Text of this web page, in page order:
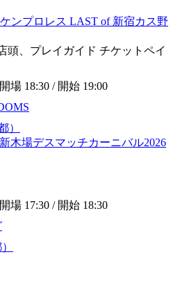
ンプロレス LAST of 新宿カス野
頭、プレイガイド チケットペイ
開場 18:30 / 開始 19:00
）
木場デスマッチカーニバル2026
開場 17:30 / 開始 18:30